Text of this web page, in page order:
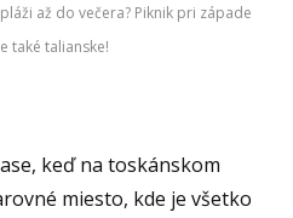
až do večera? Piknik pri západe
také talianske!
keď na toskánskom
miesto, kde je všetko